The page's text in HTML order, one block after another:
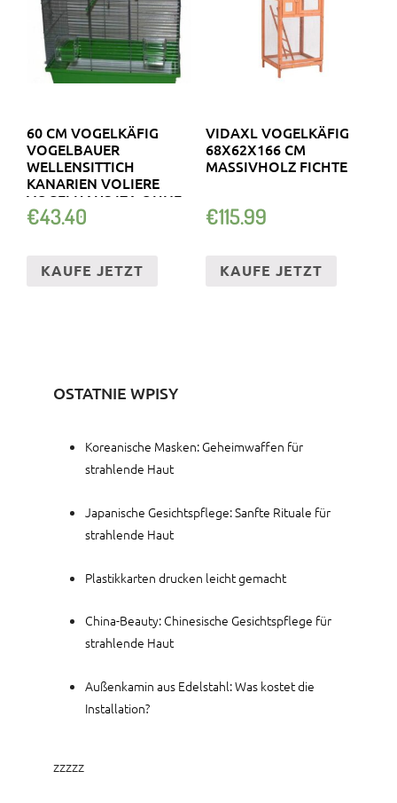
60 CM VOGELKÄFIG
VOGELBAUER
WELLENSITTICH
KANARIEN VOLIERE
VOGELHAUS IZA OHNE..
€43.40
KAUFE JETZT
VIDAXL VOGELKÄFIG
68X62X166 CM
MASSIVHOLZ FICHTE
€115.99
KAUFE JETZT
OSTATNIE WPISY
Koreanische Masken: Geheimwaffen für
strahlende Haut
Japanische Gesichtspflege: Sanfte Rituale für
strahlende Haut
Plastikkarten drucken leicht gemacht
China-Beauty: Chinesische Gesichtspflege für
strahlende Haut
Außenkamin aus Edelstahl: Was kostet die
Installation?
zzzzz